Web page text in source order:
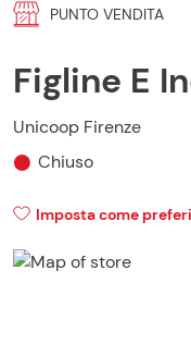
PUNTO VENDITA
Figline E
Unicoop Firenze
Chiuso
Imposta come